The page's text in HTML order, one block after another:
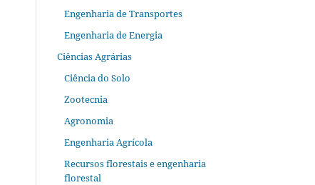
Engenharia de Transportes
Engenharia de Energia
Ciências Agrárias
Ciência do Solo
Zootecnia
Agronomia
Engenharia Agrícola
Recursos florestais e engenharia
florestal